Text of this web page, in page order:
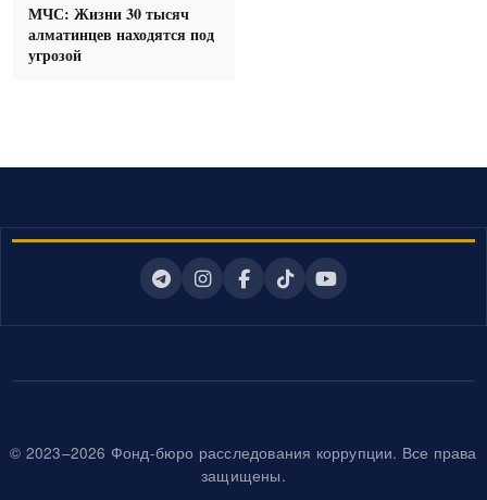
МЧС: Жизни 30 тысяч
алматинцев находятся под
угрозой
© 2023–2026 Фонд-бюро расследования коррупции. Все права
защищены.